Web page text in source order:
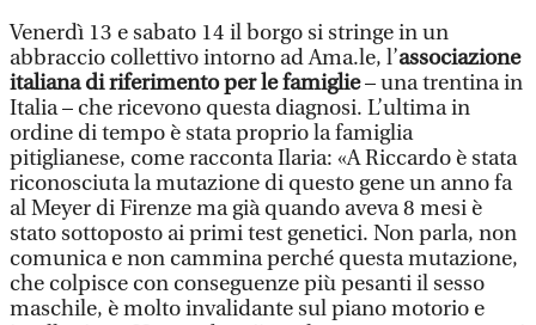
Venerdì 13 e sabato 14 il borgo si stringe in un
abbraccio collettivo intorno ad Ama.le, l’associazione
italiana di riferimento per le famiglie– una trentina in
Italia – che ricevono questa diagnosi. L’ultima in
ordine di tempo è stata proprio la famiglia
pitiglianese, come racconta Ilaria: «A Riccardo è stata
riconosciuta la mutazione di questo gene un anno fa
al Meyer di Firenze ma già quando aveva 8 mesi è
stato sottoposto ai primi test genetici. Non parla, non
comunica e non cammina perché questa mutazione,
che colpisce con conseguenze più pesanti il sesso
maschile, è molto invalidante sul piano motorio e